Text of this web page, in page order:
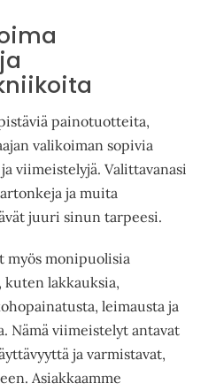
painotuotteita,
valikoiman sopivia
viimeistelyjä. Valittavanasi
ja muita
juuri sinun tarpeesi.
myös monipuolisia
lakkauksia,
leimausta ja
Nämä viimeistelyt antavat
ja varmistavat,
Asiakkaamme